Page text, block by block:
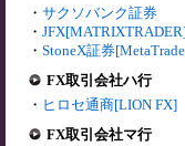
・ サクソバンク証券
・
・ StoneX証券
FX取引会社ハ行
・ ヒロセ通商[LION FX]
FX取引会社マ行